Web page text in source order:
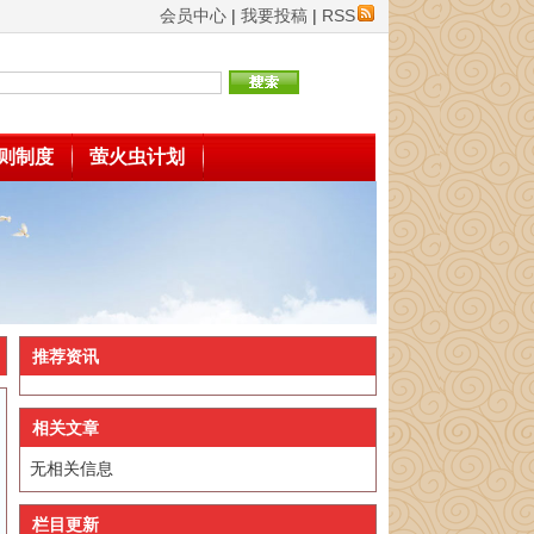
会员中心 | 我要投稿 | RSS
制度 萤火虫计划
推荐资讯
相关文章
无相关信息
栏目更新